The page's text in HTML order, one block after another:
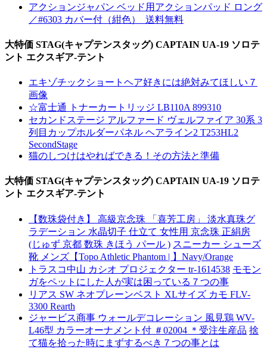
アクションジャパン ベッド用アクションパッド ロング
／#6303 カバー付（紺色）_送料無料
大特価 STAG(キャプテンスタッグ) CAPTAIN UA-19 ソロテ
ント エクスギア-テント
エキゾチックショートヘア好きには絶対みてほしい７
画像
☆富士通 トナーカートリッジ LB110A 899310
セカンドステージ アルファード ヴェルファイア 30系 3
列目カップホルダーパネル ヘアライン2 T253HL2
SecondStage
猫のしつけはやればできる！その方法と準備
大特価 STAG(キャプテンスタッグ) CAPTAIN UA-19 ソロテ
ント エクスギア-テント
【数珠袋付き】 高級京念珠 「喜芳工房」 淡水真珠グ
ラデーション 水晶切子 仕立て 女性用 京念珠 正絹房
(じゅず 京都 数珠 きほう パール ) スニーカー シューズ
靴 メンズ【Topo Athletic Phantom | 】Navy/Orange
トラスコ中山 カシオ プロジェクター tr-1614538 モモン
ガをペットにした人が実は困っている７つの事
リアス SW ネオプレーンベスト XLサイズ カモ FLV-
3300 Rearth
ジャービス商事 ウォールデコレーション 風見鶏 WV-
L46型 カラーオーナメント付 ＃02004 ＊受注生産品 捨
て猫を拾った時にまずするべき７つの事とは